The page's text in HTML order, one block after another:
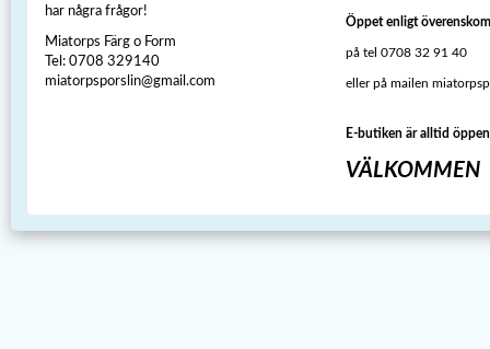
har några frågor!
Miatorps Färg o Form
Tel: 0708 329140
miatorpsporslin@gmail.com
Öppet enligt
på tel 0708 32 91 40
eller på mailen
E-butiken är alltid öppen
VÄLKOMMEN